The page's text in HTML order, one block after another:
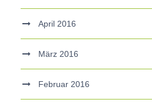
April 2016
März 2016
Februar 2016